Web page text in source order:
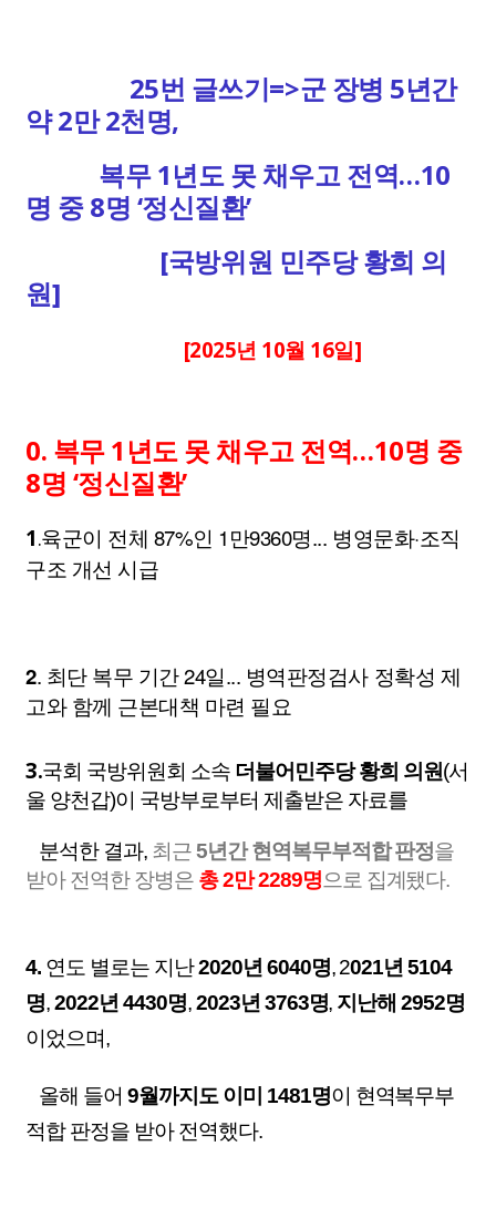
25번 글쓰기=>군 장병 5년간
약 2만 2천명,
복무 1년도 못 채우고 전역…10
명 중 8명 ‘정신질환’
[국방위원 민주당 황희 의
원]
[2025년 10월 16일]
0. 복무 1년도 못 채우고 전역…10명 중
8명 ‘정신질환’
1.육군이 전체 87%인 1만9360명... 병영문화·조직
구조 개선 시급
2. 최단 복무 기간 24일... 병역판정검사 정확성 제
고와 함께 근본대책 마련 필요
3.국회 국방위원회 소속 더불어민주당 황희 의원(서
울 양천갑)이 국방부로부터 제출받은 자료를
분석한 결과, 최근5년간 현역복무부적합 판정을
받아 전역한 장병은 총 2만 2289명으로 집계됐다.
4.연도 별로는 지난2020년 6040명, 2021년 5104
명,2022년 4430명,2023년 3763명, 지난해 2952명
이었으며,
올해 들어 9월까지도 이미 1481명이 현역복무부
적합 판정을 받아 전역했다.